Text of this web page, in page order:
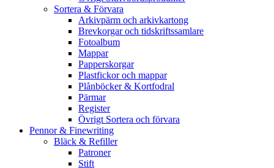
Sortera & Förvara
Arkivpärm och arkivkartong
Brevkorgar och tidskriftssamlare
Fotoalbum
Mappar
Papperskorgar
Plastfickor och mappar
Plånböcker & Kortfodral
Pärmar
Register
Övrigt Sortera och förvara
Pennor & Finewriting
Bläck & Refiller
Patroner
Stift